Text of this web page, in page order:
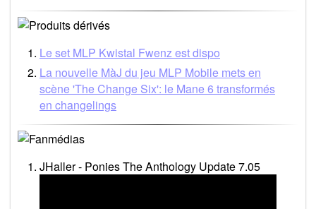
Le set MLP Kwistal Fwenz est dispo
La nouvelle MàJ du jeu MLP Mobile mets en
scène 'The Change Six': le Mane 6 transformés
en changelings
JHaller - Ponies The Anthology Update 7.05